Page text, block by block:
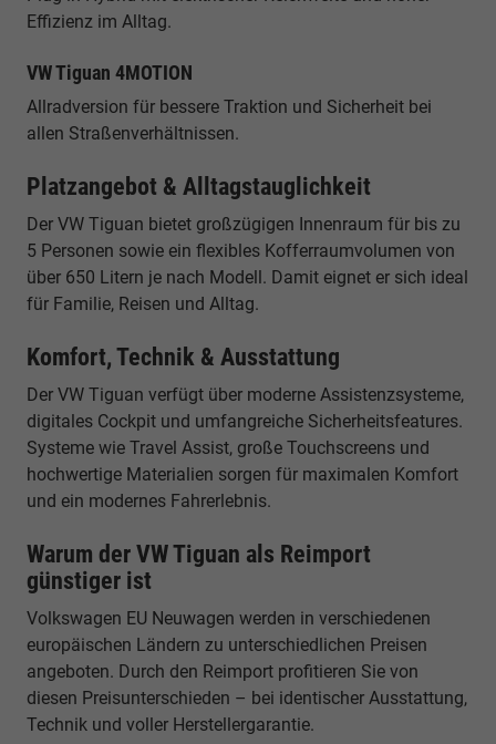
Effizienz im Alltag.
VW Tiguan 4MOTION
Allradversion für bessere Traktion und Sicherheit bei
allen Straßenverhältnissen.
Platzangebot & Alltagstauglichkeit
Der VW Tiguan bietet großzügigen Innenraum für bis zu
5 Personen sowie ein flexibles Kofferraumvolumen von
über 650 Litern je nach Modell. Damit eignet er sich ideal
für Familie, Reisen und Alltag.
Komfort, Technik & Ausstattung
Der VW Tiguan verfügt über moderne Assistenzsysteme,
digitales Cockpit und umfangreiche Sicherheitsfeatures.
Systeme wie Travel Assist, große Touchscreens und
hochwertige Materialien sorgen für maximalen Komfort
und ein modernes Fahrerlebnis.
Warum der VW Tiguan als Reimport
günstiger ist
Volkswagen EU Neuwagen werden in verschiedenen
europäischen Ländern zu unterschiedlichen Preisen
angeboten. Durch den Reimport profitieren Sie von
diesen Preisunterschieden – bei identischer Ausstattung,
Technik und voller Herstellergarantie.